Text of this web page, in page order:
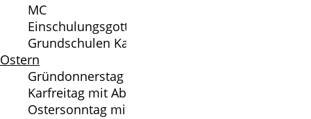
MC
Einschulungsgottesdienste mit den
Grundschulen Kaltenweide und Krähenwinkel,
Ostern
Gründonnerstag mit Abendmahl
Karfreitag mit Abendmahl
Ostersonntag mit Taufangebot